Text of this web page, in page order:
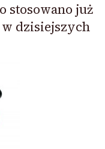
stosowano już
dzisiejszych